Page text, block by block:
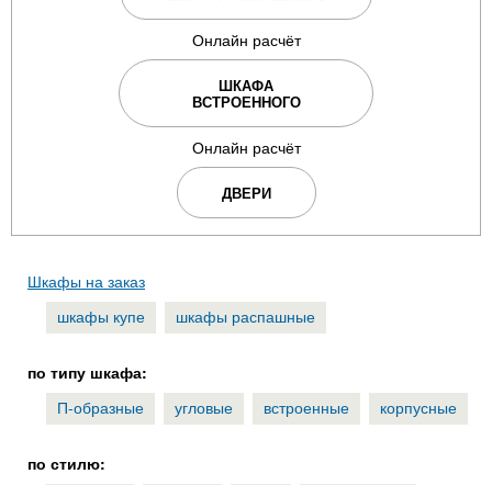
Онлайн расчёт
ШКАФА
ВСТРОЕННОГО
Онлайн расчёт
ДВЕРИ
Шкафы на заказ
шкафы купе
шкафы распашные
по типу шкафа:
П-образные
угловые встроенные корпусные
по стилю: